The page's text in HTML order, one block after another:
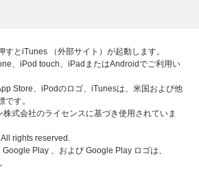
すとiTunes （外部サイト）が起動します。
、iPod touch、iPadまたはAndroidでご利用い
Store、iPodのロゴ、iTunesは、米国および他
です。
株式会社のライセンスに基づき使用されていま
rights reserved.
Play 、および Google Play ロゴは、